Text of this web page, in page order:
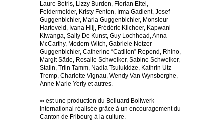
Laure Betris, Lizzy Burden, Florian Eitel,
Feldermelder, Kristy Fenton, Irma Gadient, Josef
Guggenbichler, Maria Guggenbichler, Monsieur
Harteveld, Ivana Hilj, Frédéric Kilchoer, Kapwani
Kiwanga, Sally De Kunst, Guy Lochhead, Anna
McCarthy, Modern Witch, Gabriele Netzer-
Guggenbichler, Catherine “Catillon” Repond, Rhino,
Margit Säde, Rosalie Schweiker, Sabine Schweiker,
Stalin, Triin Tamm, Nadia Tsulukidze, Kathrin Utz
Tremp, Charlotte Vignau, Wendy Van Wynsberghe,
Anne Marie Yerly et autres.
∞ est une production du Belluard Bollwerk
International réalisée grâce à un encouragement du
Canton de Fribourg à la culture.